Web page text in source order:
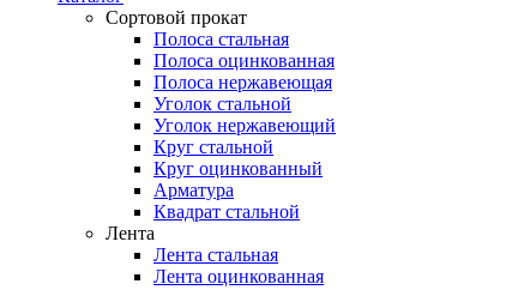
Сортовой прокат
Полоса стальная
Полоса оцинкованная
Полоса нержавеющая
Уголок стальной
Уголок нержавеющий
Круг стальной
Круг оцинкованный
Арматура
Квадрат стальной
Лента
Лента стальная
Лента оцинкованная